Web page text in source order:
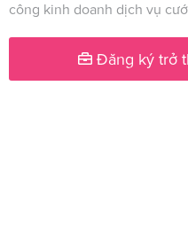
công kinh doanh dịch vụ
Đăng ký trở